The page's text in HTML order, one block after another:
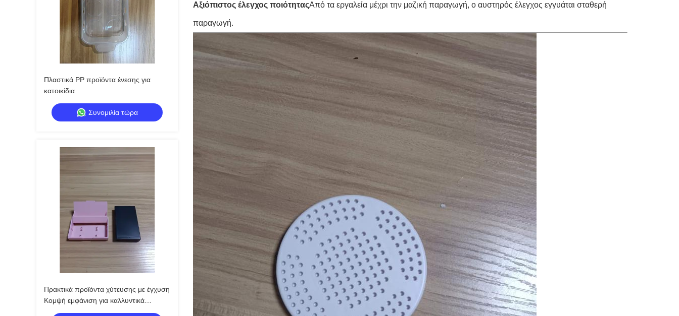
Πλαστικά PP προϊόντα ένεσης για
κατοικίδια
Συνομιλία τώρα
Πρακτικά προϊόντα χύτευσης με έγχυση
Κομψή εμφάνιση για καλλυντικά
διακοσμητικά κουτιά
Αξιόπιστος έλεγχος ποιότηταςΑπό τα εργαλεία μέχρι την μαζική παραγωγή, ο αυστηρός έλεγχος εγγυάται σταθερή
παραγωγή.